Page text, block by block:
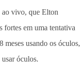
ao vivo, que Elton
fortes em uma tentativa
meses usando os óculos,
óculos.